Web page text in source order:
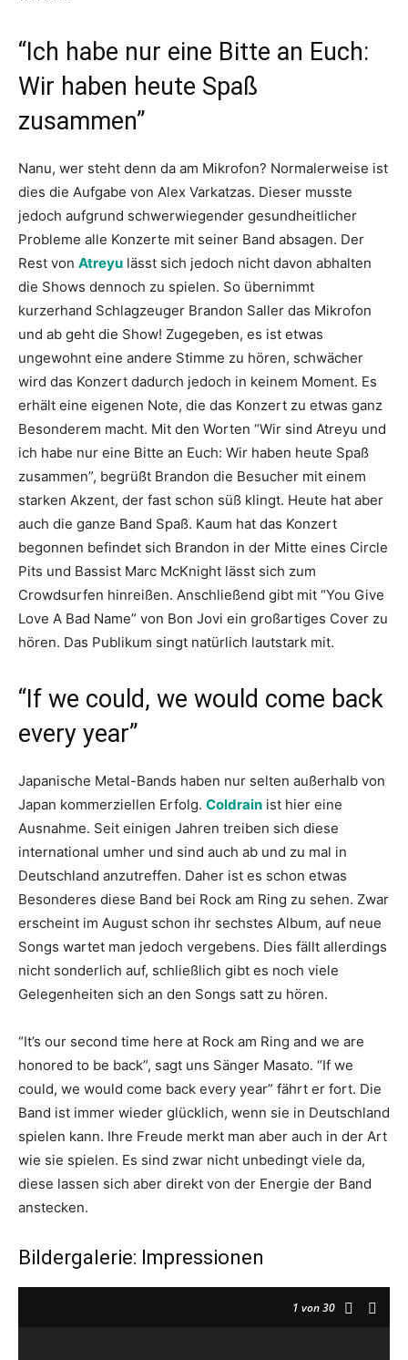
“Ich habe nur eine Bitte an Euch:
Wir haben heute Spaß
zusammen”
Nanu, wer steht denn da am Mikrofon? Normalerweise ist
dies die Aufgabe von Alex Varkatzas. Dieser musste
jedoch aufgrund schwerwiegender gesundheitlicher
Probleme alle Konzerte mit seiner Band absagen. Der
Rest von Atreyu lässt sich jedoch nicht davon abhalten
die Shows dennoch zu spielen. So übernimmt
kurzerhand Schlagzeuger Brandon Saller das Mikrofon
und ab geht die Show! Zugegeben, es ist etwas
ungewohnt eine andere Stimme zu hören, schwächer
wird das Konzert dadurch jedoch in keinem Moment. Es
erhält eine eigenen Note, die das Konzert zu etwas ganz
Besonderem macht. Mit den Worten “Wir sind Atreyu und
ich habe nur eine Bitte an Euch: Wir haben heute Spaß
zusammen”, begrüßt Brandon die Besucher mit einem
starken Akzent, der fast schon süß klingt. Heute hat aber
auch die ganze Band Spaß. Kaum hat das Konzert
begonnen befindet sich Brandon in der Mitte eines Circle
Pits und Bassist Marc McKnight lässt sich zum
Crowdsurfen hinreißen. Anschließend gibt mit “You Give
Love A Bad Name” von Bon Jovi ein großartiges Cover zu
hören. Das Publikum singt natürlich lautstark mit.
“If we could, we would come back
every year”
Japanische Metal-Bands haben nur selten außerhalb von
Japan kommerziellen Erfolg. Coldrain ist hier eine
Ausnahme. Seit einigen Jahren treiben sich diese
international umher und sind auch ab und zu mal in
Deutschland anzutreffen. Daher ist es schon etwas
Besonderes diese Band bei Rock am Ring zu sehen. Zwar
erscheint im August schon ihr sechstes Album, auf neue
Songs wartet man jedoch vergebens. Dies fällt allerdings
nicht sonderlich auf, schließlich gibt es noch viele
Gelegenheiten sich an den Songs satt zu hören.
“It’s our second time here at Rock am Ring and we are
honored to be back”, sagt uns Sänger Masato. “If we
could, we would come back every year” fährt er fort. Die
Band ist immer wieder glücklich, wenn sie in Deutschland
spielen kann. Ihre Freude merkt man aber auch in der Art
wie sie spielen. Es sind zwar nicht unbedingt viele da,
diese lassen sich aber direkt von der Energie der Band
anstecken.
Bildergalerie: Impressionen
1 von 30